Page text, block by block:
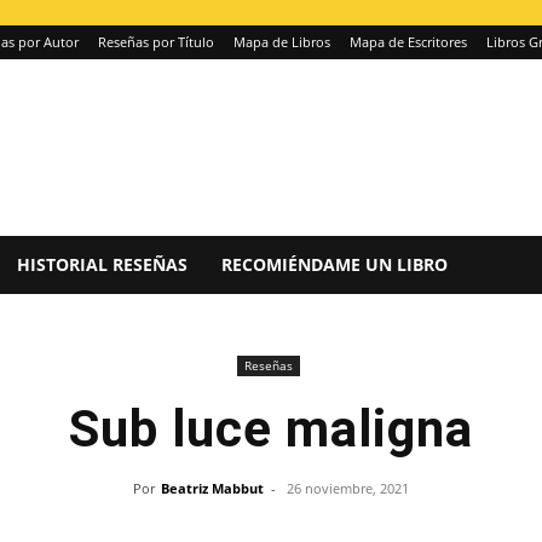
por Autor Reseñas por Título Mapa de Libros Mapa de Escritores Libros
HISTORIAL RESEÑAS RECOMIÉNDAME UN LIBRO
Reseñas
Sub luce maligna
Por Beatriz Mabbut - 26 noviembre, 2021